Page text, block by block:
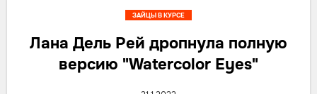
Лана Дель Рей дропнула полную
версию "Watercolor Eyes"
ЗАЙЦЫ В КУРСЕ